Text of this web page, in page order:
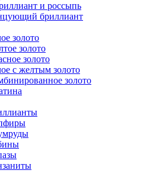
и россыпь
бриллиант
золото
золото
золото
с желтым золото
золото